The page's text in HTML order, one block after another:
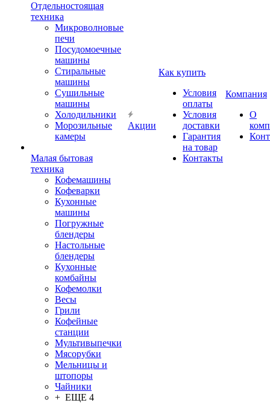
Отдельностоящая
техника
Микроволновые
печи
Посудомоечные
машины
Стиральные
машины
Сушильные
машины
Холодильники
Морозильные
камеры
Малая бытовая
техника
Кофемашины
Кофеварки
Кухонные
машины
Погружные
блендеры
Настольные
блендеры
Кухонные
комбайны
Кофемолки
Весы
Грили
Кофейные
станции
Мультивыпечки
Мясорубки
Мельницы и
штопоры
Чайники
+ ЕЩЕ 4
Акции
Как купить
Условия
оплаты
Условия
доставки
Гарантия
на товар
Контакты
Компания
О